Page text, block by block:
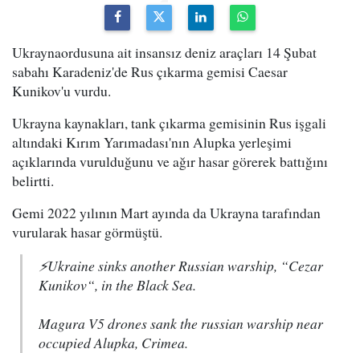
Ukraynaordusuna ait insansız deniz araçları 14 Şubat
sabahı Karadeniz'de Rus çıkarma gemisi Caesar
Kunikov'u vurdu.
Ukrayna kaynakları, tank çıkarma gemisinin Rus işgali
altındaki Kırım Yarımadası'nın Alupka yerleşimi
açıklarında vurulduğunu ve ağır hasar görerek battığını
belirtti.
Gemi 2022 yılının Mart ayında da Ukrayna tarafından
vurularak hasar görmüştü.
⚡️Ukraine sinks another Russian warship, “Cezar
Kunikov“, in the Black Sea.
Magura V5 drones sank the russian warship near
occupied Alupka, Crimea.